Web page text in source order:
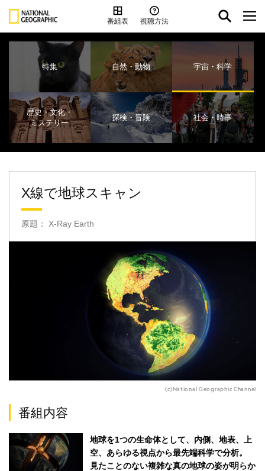
番組表 視聴方法
特集 自然・動物 宇宙・科学
歴史・文化・
ミステリー
探検・冒険 社会・時事
X線で地球スキャン
原題： X-Ray Earth
(c)National Geographic Channel
番組内容
地球を1つの生命体として、内側、地表、上
空、あらゆる視点から最先端科学で分析。
見たことのない複雑な真の地球の姿が明らか